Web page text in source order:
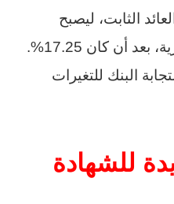
الثابت، ليصبح
17.75% بدورية صرف شهرية، بعد أن كان 17.25%.
البنك للتغيرات
للشهادة